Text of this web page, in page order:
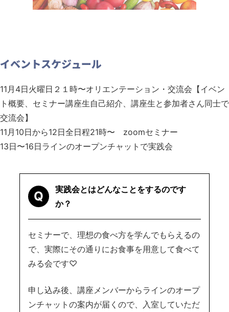
イベントスケジュール
11月4日火曜日２１時〜オリエンテーション・交流会 【イベン
ト概要、セミナー講座生自己紹介、講座生と参加者さん同士で
交流会】
11月10日から12日全日程21時〜 zoomセミナー
13日〜16日ラインのオープンチャットで実践会
Q
実践会とはどんなことをするのです
か？
セミナーで、理想の食べ方を学んでもらえるの
で、実際にその通りにお食事を用意して食べて
みる会です♡
申し込み後、講座メンバーからラインのオープ
ンチャットの案内が届くので、入室していただ